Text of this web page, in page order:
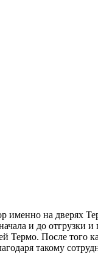
именно на дверях
и до отгрузки и
Термо. После того
такому